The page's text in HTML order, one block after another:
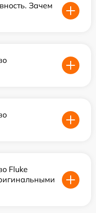
Зачем
Fluke